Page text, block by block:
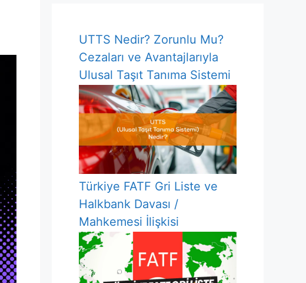
UTTS Nedir? Zorunlu Mu?
Cezaları ve Avantajlarıyla
Ulusal Taşıt Tanıma Sistemi
Türkiye FATF Gri Liste ve
Halkbank Davası /
Mahkemesi İlişkisi